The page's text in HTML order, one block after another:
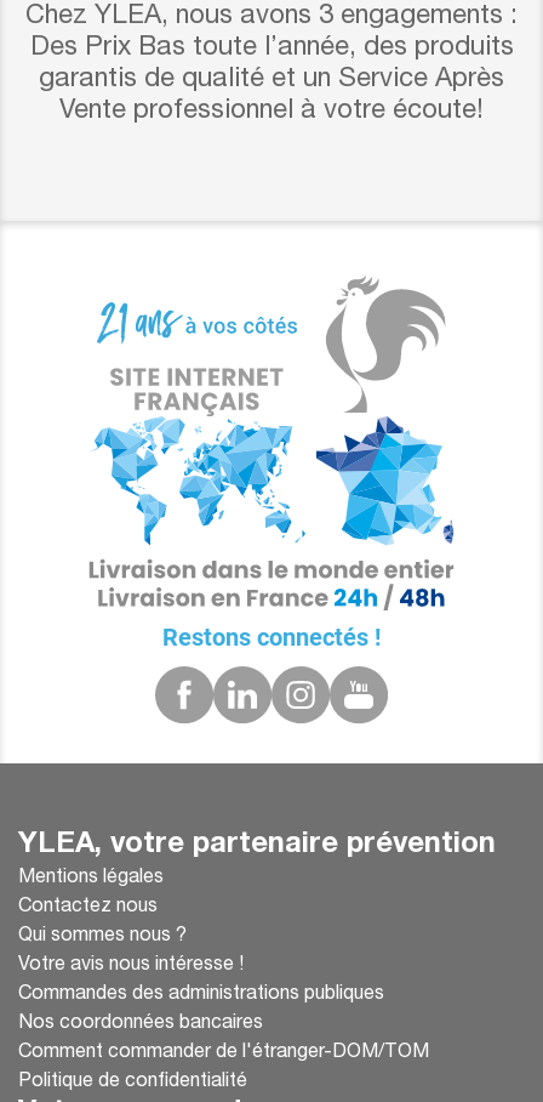
Chez YLEA, nous avons 3 engagements :
Des Prix Bas toute l’année, des produits
garantis de qualité et un Service Après
Vente professionnel à votre écoute!
Restons connectés !
YLEA, votre partenaire prévention
Mentions légales
Contactez nous
Qui sommes nous ?
Votre avis nous intéresse !
Commandes des administrations publiques
Nos coordonnées bancaires
Comment commander de l'étranger-DOM/TOM
Politique de confidentialité